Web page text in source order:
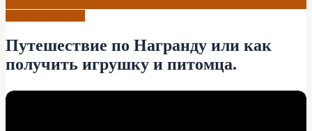
Путешествие по Награнду или как
получить игрушку и питомца.